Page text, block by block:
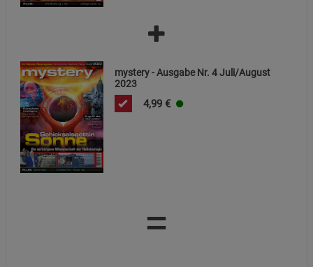
mystery - Ausgabe Nr. 4 Juli/August
2023
4,99 €
=